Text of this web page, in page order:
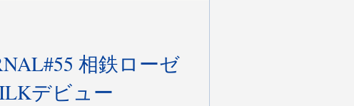
トにはもちろん、自分へのご褒
ひCHILKをお楽しみください！
product/24807.html
相鉄ローゼ
デビュー